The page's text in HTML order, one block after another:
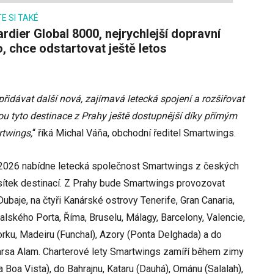
SI TAKÉ
chce odstartovat ještě letos
další nová, zajímavá letecká spojení a rozšiřovat
tyto destinace z Prahy ještě dostupnější díky přímým
“ říká Michal Váňa, obchodní ředitel Smartwings.
nabídne letecká společnost Smartwings z českých
destinací. Z Prahy bude Smartwings provozovat
na čtyři Kanárské ostrovy Tenerife, Gran Canaria,
Porta, Říma, Bruselu, Málagy, Barcelony, Valencie,
Madeiru (Funchal), Azory (Ponta Delghada) a do
Alam. Charterové lety Smartwings zamíří během zimy
Vista), do Bahrajnu, Kataru (Dauhá), Ománu (Salalah),